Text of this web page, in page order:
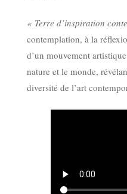
« Terre d’inspiration
contemplation, à la
d’un mouvement
nature et le monde,
diversité de l’art